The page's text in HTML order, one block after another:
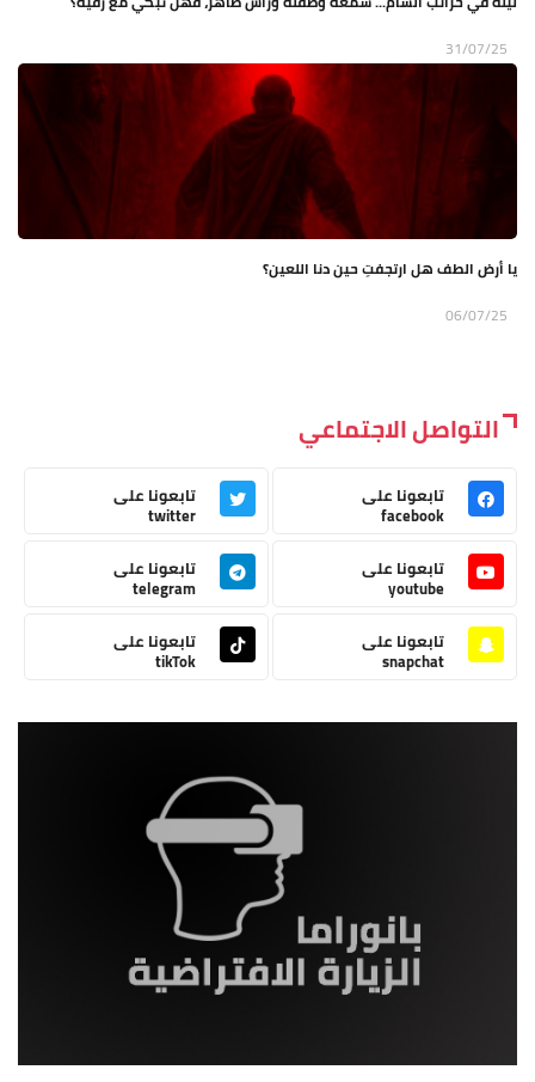
31/07/25
يا أرض الطف هل ارتجفتِ حين دنا اللعين؟
06/07/25
التواصل الاجتماعي
تابعونا على
facebook
تابعونا على
twitter
تابعونا على
youtube
تابعونا على
telegram
تابعونا على
snapchat
تابعونا على
tikTok